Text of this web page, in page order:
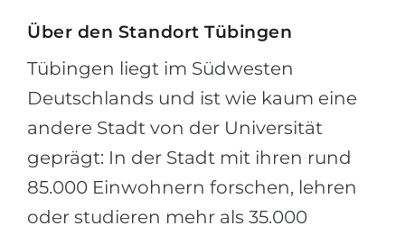
Über den Standort Tübingen
Tübingen liegt im Südwesten
Deutschlands und ist wie kaum eine
andere Stadt von der Universität
geprägt: In der Stadt mit ihren rund
85.000 Einwohnern forschen, lehren
oder studieren mehr als 35.000